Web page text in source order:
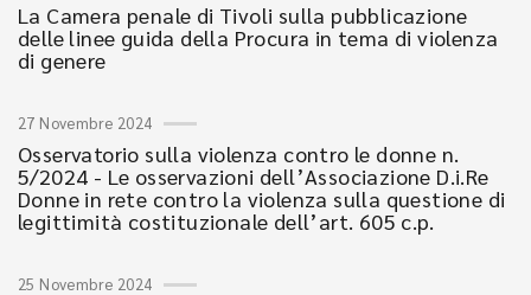
La Camera penale di Tivoli sulla pubblicazione
delle linee guida della Procura in tema di violenza
di genere
27 Novembre 2024
Osservatorio sulla violenza contro le donne n.
5/2024 - Le osservazioni dell’Associazione D.i.Re
Donne in rete contro la violenza sulla questione di
legittimità costituzionale dell’art. 605 c.p.
25 Novembre 2024